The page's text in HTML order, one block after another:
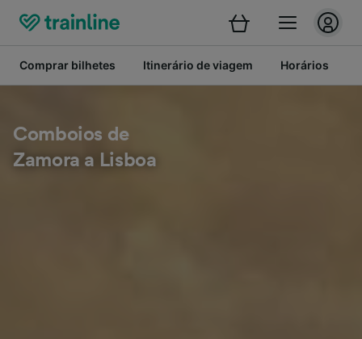
Comprar bilhetes Itinerário de viagem Horários
Comboios de
Zamora a Lisboa